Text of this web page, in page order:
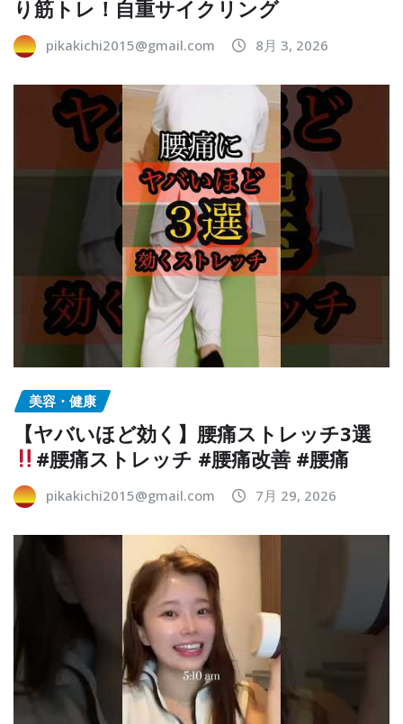
り筋トレ！自重サイクリング
pikakichi2015@gmail.com 8月 3, 2026
美容・健康
【ヤバいほど効く】腰痛ストレッチ3選
#腰痛ストレッチ #腰痛改善 #腰痛
pikakichi2015@gmail.com 7月 29, 2026